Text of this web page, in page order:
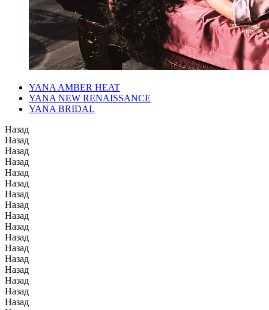
YANA AMBER HEAT
YANA NEW RENAISSANCE
YANA BRIDAL
Назад
Назад
Назад
Назад
Назад
Назад
Назад
Назад
Назад
Назад
Назад
Назад
Назад
Назад
Назад
Назад
Назад